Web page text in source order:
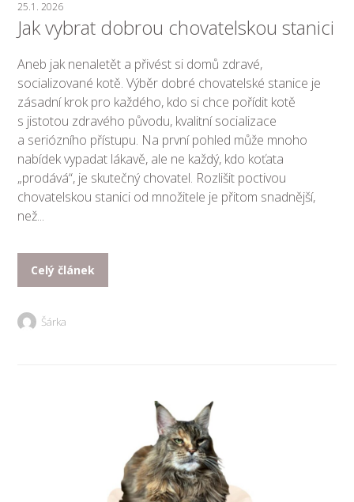
25.1. 2026
Jak vybrat dobrou chovatelskou stanici
Aneb jak nenaletět a přivést si domů zdravé,
socializované kotě. Výběr dobré chovatelské stanice je
zásadní krok pro každého, kdo si chce pořídit kotě
s jistotou zdravého původu, kvalitní socializace
a seriózního přístupu. Na první pohled může mnoho
nabídek vypadat lákavě, ale ne každý, kdo koťata
„prodává“, je skutečný chovatel. Rozlišit poctivou
chovatelskou stanici od množitele je přitom snadnější,
než...
Celý článek
Šárka